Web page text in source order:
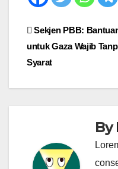
Post
navigation
Sekjen PBB:
untuk Gaza Wajib
Syarat
By